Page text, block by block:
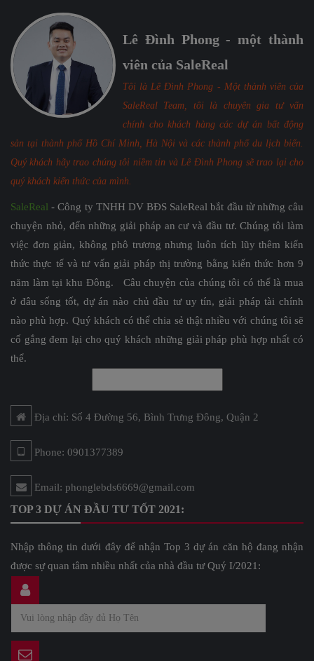
Lê Đình Phong - một thành
viên của SaleReal
Tôi là Lê Đình Phong - Một thành viên của
SaleReal Team, tôi là chuyên gia tư vấn
chính cho khách hàng các dự án bất động
sản tại thành phố Hồ Chí Minh, Hà Nội và các thành phố du lịch biển.
Quý khách hãy trao chúng tôi niềm tin và Lê Đình Phong sẽ trao lại cho
quý khách kiến thức của mình.
SaleReal - Công ty TNHH DV BĐS SaleReal bắt đầu từ những câu
chuyện nhỏ, đến những giải pháp an cư và đầu tư. Chúng tôi làm
việc đơn giản, không phô trương nhưng luôn tích lũy thêm kiến
thức thực tế và tư vấn giải pháp thị trường bằng kiến thức hơn 9
năm làm tại khu Đông. Câu chuyện của chúng tôi có thể là mua
ở đâu sống tốt, dự án nào chủ đầu tư uy tín, giải pháp tài chính
nào phù hợp. Quý khách có thể chia sẻ thật nhiều với chúng tôi sẽ
cố gắng đem lại cho quý khách những giải pháp phù hợp nhất có
thể.
Địa chỉ: Số 4 Đường 56, Bình Trưng Đông, Quận 2
Phone: 0901377389
Email: phonglebds6669@gmail.com
TOP 3 DỰ ÁN ĐẦU TƯ TỐT 2021:
Nhập thông tin dưới đây để nhận Top 3 dự án căn hộ đang nhận
được sự quan tâm nhiều nhất của nhà đầu tư Quý I/2021: